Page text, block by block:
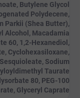
Butylene Glycol
Polydecene,
Parkii (Shea Butter),
Alcohol, Macadamia
60, 1,2-Hexanediol,
Cyclohexasiloxane,
Sodium
Taurate
80, PEG-100
Glyceryl Caprate